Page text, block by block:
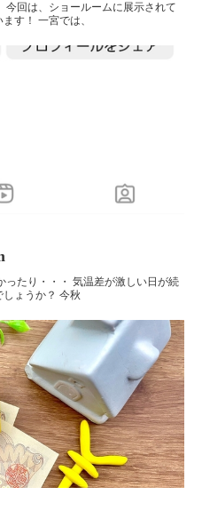
今回は、ショールームに展示されて
す！ 一宮では、
ったり・・・ 気温差が激しい日が続
ょうか？ 今秋